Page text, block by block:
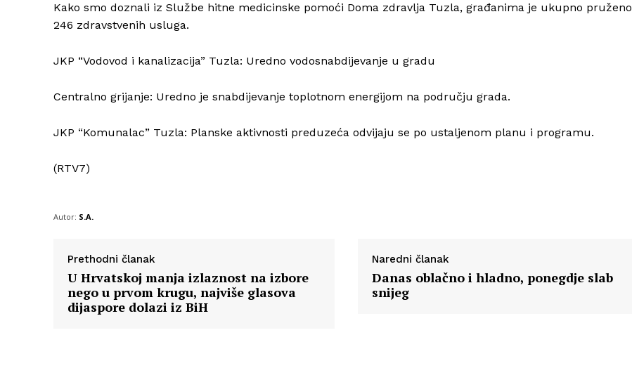
Info
O nama
Kako smo doznali iz Službe hitne medicinske pomoći Doma zdravlja Tuzla, građanima je ukupno pruženo
246 zdravstvenih usluga.
JKP “Vodovod i kanalizacija” Tuzla: Uredno vodosnabdijevanje u gradu
Centralno grijanje: Uredno je snabdijevanje toplotnom energijom na području grada.
JKP “Komunalac” Tuzla: Planske aktivnosti preduzeća odvijaju se po ustaljenom planu i programu.
(RTV7)
Autor: S.A.
Prethodni članak
U Hrvatskoj manja izlaznost na izbore
nego u prvom krugu, najviše glasova
dijaspore dolazi iz BiH
Naredni članak
Danas oblačno i hladno, ponegdje slab
snijeg